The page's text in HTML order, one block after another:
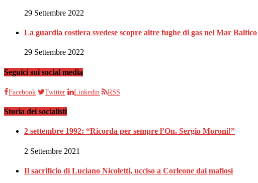
29 Settembre 2022
La guardia costiera svedese scopre altre fughe di gas nel Mar Baltico
29 Settembre 2022
Seguici sui social media
Facebook Twitter Linkedin RSS
Storia dei socialisti
2 settembre 1992: “Ricorda per sempre l’On. Sergio Moroni!”
2 Settembre 2021
Il sacrificio di Luciano Nicoletti, ucciso a Corleone dai mafiosi